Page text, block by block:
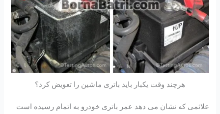
هرچند وقت یکبار باید باتری ماشین را تعویض کرد؟
علائمی که نشان می دهد عمر باتری خودرو به اتمام رسیده است